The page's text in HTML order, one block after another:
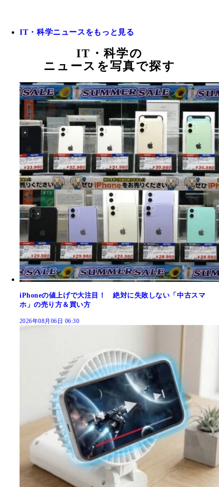
IT・科学ニュースをもっと見る
IT・科学の
ニュースを写真で探す
iPhoneの値上げで大注目！ 絶対に失敗しない「中古スマ
ホ」の売り方＆買い方
2026年08月06日 06:30